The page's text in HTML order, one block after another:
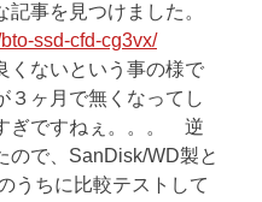
事を見つけました。
ssd-cfd-cg3vx/
くないという事の様で
３ヶ月で無くなってし
ぎですねぇ。。。 逆
ので、SanDisk/WD製と
うちに比較テストして